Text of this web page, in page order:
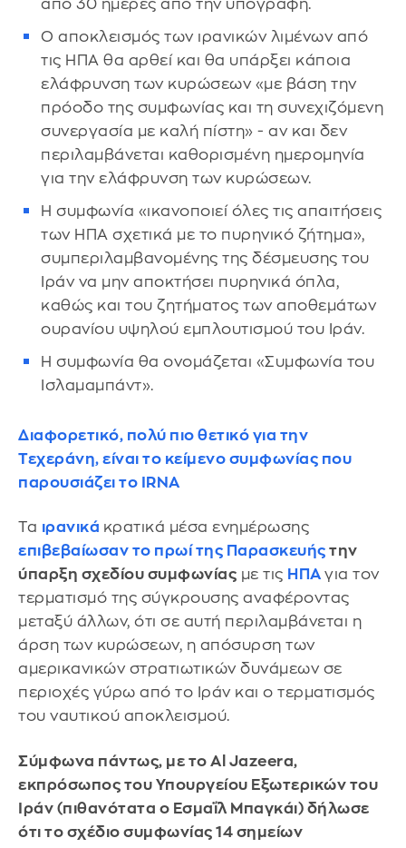
από 30 ημέρες από την υπογραφή.
Ο αποκλεισμός των ιρανικών λιμένων από
τις ΗΠΑ θα αρθεί και θα υπάρξει κάποια
ελάφρυνση των κυρώσεων «με βάση την
πρόοδο της συμφωνίας και τη συνεχιζόμενη
συνεργασία με καλή πίστη» - αν και δεν
περιλαμβάνεται καθορισμένη ημερομηνία
για την ελάφρυνση των κυρώσεων.
Η συμφωνία «ικανοποιεί όλες τις απαιτήσεις
των ΗΠΑ σχετικά με το πυρηνικό ζήτημα»,
συμπεριλαμβανομένης της δέσμευσης του
Ιράν να μην αποκτήσει πυρηνικά όπλα,
καθώς και του ζητήματος των αποθεμάτων
ουρανίου υψηλού εμπλουτισμού του Ιράν.
Η συμφωνία θα ονομάζεται «Συμφωνία του
Ισλαμαμπάντ».
Διαφορετικό, πολύ πιο θετικό για την
Τεχεράνη, είναι το κείμενο συμφωνίας που
παρουσιάζει το IRNA
Τα ιρανικά κρατικά μέσα ενημέρωσης
επιβεβαίωσαν το πρωί της Παρασκευής την
ύπαρξη σχεδίου συμφωνίας με τις ΗΠΑ για τον
τερματισμό της σύγκρουσης αναφέροντας
μεταξύ άλλων, ότι σε αυτή περιλαμβάνεται η
άρση των κυρώσεων, η απόσυρση των
αμερικανικών στρατιωτικών δυνάμεων σε
περιοχές γύρω από το Ιράν και ο τερματισμός
του ναυτικού αποκλεισμού.
Σύμφωνα πάντως, με το Al Jazeera,
εκπρόσωπος του Υπουργείου Εξωτερικών του
Ιράν (πιθανότατα ο Εσμαΐλ Μπαγκάι) δήλωσε
ότι το σχέδιο συμφωνίας 14 σημείων